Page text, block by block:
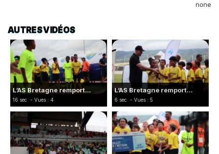
none
AUTRES VIDÉOS
L’AS Bretagne remport...
16 sec - Vues : 4
L’AS Bretagne remport...
6 sec - Vues : 5